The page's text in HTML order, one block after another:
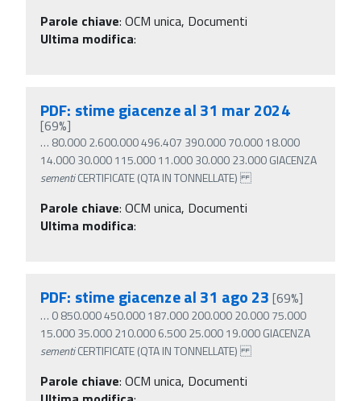
Parole chiave: OCM unica, Documenti
Ultima modifica:
PDF: stime giacenze al 31 mar 2024
[69%]
… 80.000 2.600.000 496.407 390.000 70.000 18.000
14.000 30.000 115.000 11.000 30.000 23.000 GIACENZA
sementiCERTIFICATE (QTA IN TONNELLATE)
Parole chiave: OCM unica, Documenti
Ultima modifica:
PDF: stime giacenze al 31 ago 23 [69%]
… 0 850.000 450.000 187.000 200.000 20.000 75.000
15.000 35.000 210.000 6.500 25.000 19.000 GIACENZA
sementiCERTIFICATE (QTA IN TONNELLATE)
Parole chiave: OCM unica, Documenti